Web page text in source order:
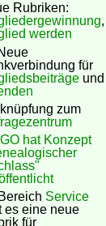
Rubriken:
,
werden
für
und
zum
hat Konzept
Service
es eine neue
für